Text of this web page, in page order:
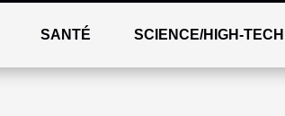
SANTÉ SCIENCE/HIGH-TECH